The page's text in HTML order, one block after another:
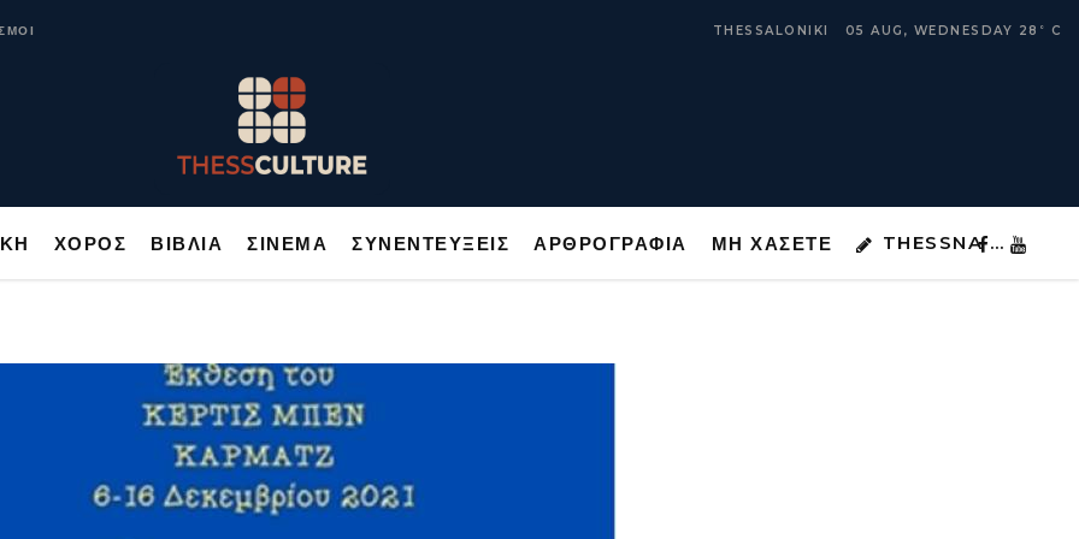
THESSALONIKI 05 AUG, WEDNESDAY 28 ° C
ΧΟΡΟΣ ΒΙΒΛΙΑ ΣΙΝΕΜΑ ΣΥΝΕΝΤΕΥΞΕΙΣ ΑΡΘΡΟΓΡΑΦΙΑ ΜΗ ΧΑΣΕΤΕ THESSNA …
ΜΗ ΧΑΣΕΤΕ THESSNA …